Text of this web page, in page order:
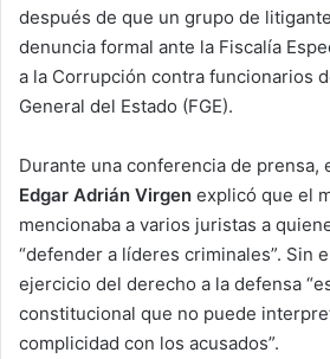
después de que un grupo de
denuncia formal ante la Fiscalía
a la Corrupción contra funcionarios
General del Estado (FGE).
Durante una conferencia de prensa,
Edgar Adrián Virgen explicó que el
mencionaba a varios juristas a
“defender a líderes criminales”. Sin
ejercicio del derecho a la defensa
constitucional que no puede
complicidad con los acusados”.